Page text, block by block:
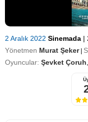
2 Aralık 2022 Sinemada |
Yönetmen Murat Şeker
Oyuncular: Şevket Çoruh